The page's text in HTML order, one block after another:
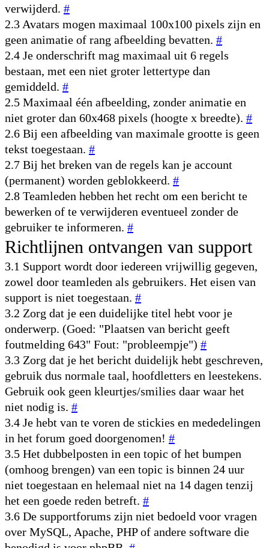
verwijderd. #
2.3 Avatars mogen maximaal 100x100 pixels zijn en
geen animatie of rang afbeelding bevatten. #
2.4 Je onderschrift mag maximaal uit 6 regels
bestaan, met een niet groter lettertype dan
gemiddeld. #
2.5 Maximaal één afbeelding, zonder animatie en
niet groter dan 60x468 pixels (hoogte x breedte). #
2.6 Bij een afbeelding van maximale grootte is geen
tekst toegestaan. #
2.7 Bij het breken van de regels kan je account
(permanent) worden geblokkeerd. #
2.8 Teamleden hebben het recht om een bericht te
bewerken of te verwijderen eventueel zonder de
gebruiker te informeren. #
Richtlijnen ontvangen van support
3.1 Support wordt door iedereen vrijwillig gegeven,
zowel door teamleden als gebruikers. Het eisen van
support is niet toegestaan. #
3.2 Zorg dat je een duidelijke titel hebt voor je
onderwerp. (Goed: "Plaatsen van bericht geeft
foutmelding 643" Fout: "probleempje") #
3.3 Zorg dat je het bericht duidelijk hebt geschreven,
gebruik dus normale taal, hoofdletters en leestekens.
Gebruik ook geen kleurtjes/smilies daar waar het
niet nodig is. #
3.4 Je hebt van te voren de stickies en mededelingen
in het forum goed doorgenomen! #
3.5 Het dubbelposten in een topic of het bumpen
(omhoog brengen) van een topic is binnen 24 uur
niet toegestaan en helemaal niet na 14 dagen tenzij
het een goede reden betreft. #
3.6 De supportforums zijn niet bedoeld voor vragen
over MySQL, Apache, PHP of andere software die